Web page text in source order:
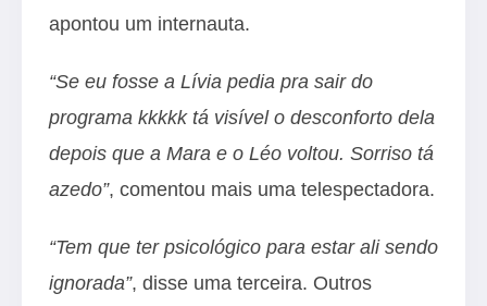
apontou um internauta.
“Se eu fosse a Lívia pedia pra sair do
programa kkkkk tá visível o desconforto dela
depois que a Mara e o Léo voltou. Sorriso tá
azedo”, comentou mais uma telespectadora.
“Tem que ter psicológico para estar ali sendo
ignorada”, disse uma terceira. Outros